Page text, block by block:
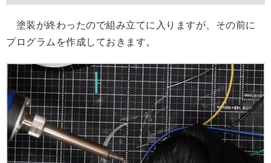
塗装が終わったので組み立てに入りますが、その前に
プログラムを作成しておきます。